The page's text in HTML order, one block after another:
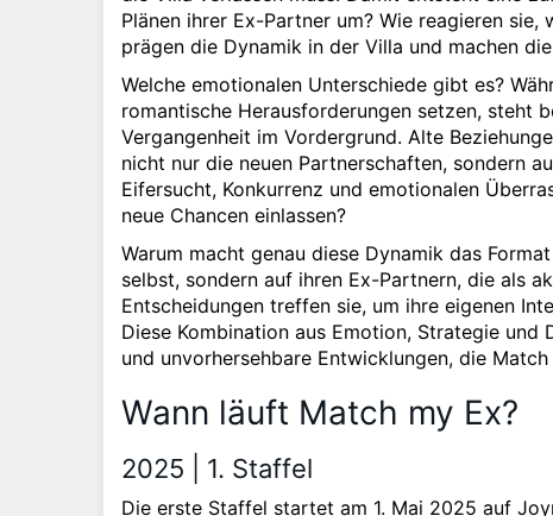
Plänen ihrer Ex-Partner um? Wie reagieren
prägen die Dynamik in der Villa und machen
Welche emotionalen Unterschiede gibt es?
romantische Herausforderungen setzen, steht
Vergangenheit im Vordergrund. Alte
nicht nur die neuen Partnerschaften, sondern
Eifersucht, Konkurrenz und emotionalen
neue Chancen einlassen?
Warum macht genau diese Dynamik das
selbst, sondern auf ihren Ex-Partnern, die als
Entscheidungen treffen sie, um ihre eigenen
Diese Kombination aus Emotion, Strategie
und unvorhersehbare Entwicklungen, die
Wann läuft Match my Ex?
2025 | 1. Staffel
Die erste Staffel startet am 1. Mai 2025 auf